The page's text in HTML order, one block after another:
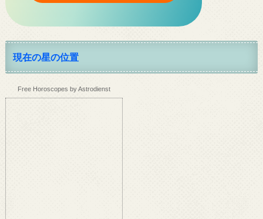
現在の星の位置
Free Horoscopes by Astrodienst